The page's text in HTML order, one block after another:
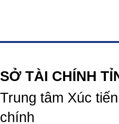
SỞ TÀI CHÍNH
Trung tâm Xúc
chính